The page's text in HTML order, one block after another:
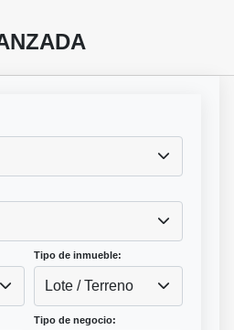
Tipo de inmueble:
Lote / Terreno
Tipo de negocio: